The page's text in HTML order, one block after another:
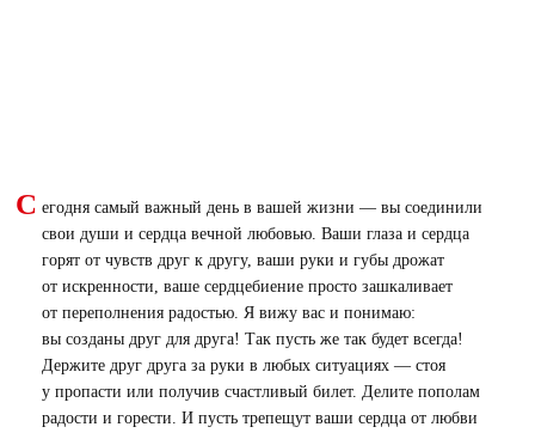
С егодня самый важный день в вашей жизни — вы соединили
свои души и сердца вечной любовью. Ваши глаза и сердца
горят от чувств друг к другу, ваши руки и губы дрожат
от искренности, ваше сердцебиение просто зашкаливает
от переполнения радостью. Я вижу вас и понимаю:
вы созданы друг для друга! Так пусть же так будет всегда!
Держите друг друга за руки в любых ситуациях — стоя
у пропасти или получив счастливый билет. Делите пополам
радости и горести. И пусть трепещут ваши сердца от любви